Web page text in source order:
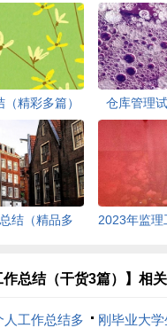
精彩多篇）
字)
仓库管理
篇）(
结（精品多
2023年监
作总结（干货3篇）】相关
人工作总结多
刚毕业大